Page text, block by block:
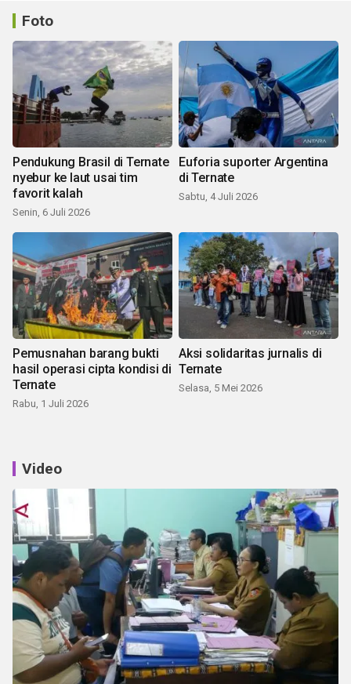
Foto
Pendukung Brasil di Ternate
nyebur ke laut usai tim
favorit kalah
Senin, 6 Juli 2026
Euforia suporter Argentina
di Ternate
Sabtu, 4 Juli 2026
Pemusnahan barang bukti
hasil operasi cipta kondisi di
Ternate
Rabu, 1 Juli 2026
Aksi solidaritas jurnalis di
Ternate
Selasa, 5 Mei 2026
Video